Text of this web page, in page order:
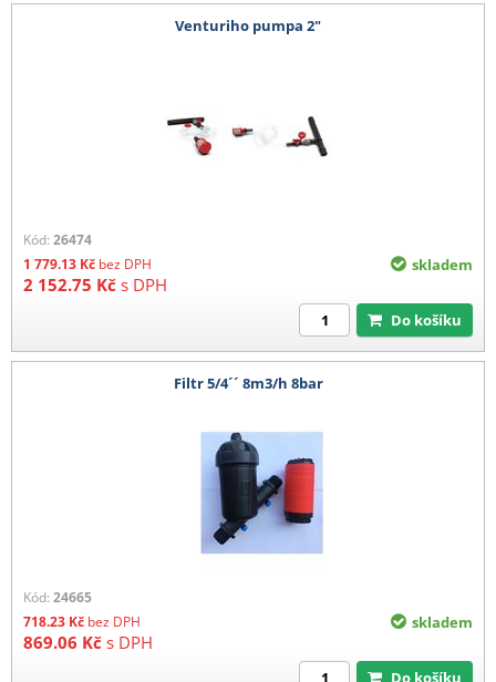
Venturiho pumpa 2"
Kód: 26474
1 779.13 Kč bez DPH
2 152.75 Kč s DPH
skladem
Do košíku
Filtr 5/4´´ 8m3/h 8bar
Kód: 24665
718.23 Kč bez DPH
869.06 Kč s DPH
skladem
Do košíku